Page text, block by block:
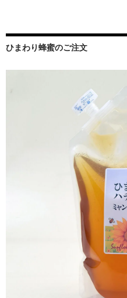
ひまわり蜂蜜のご注文